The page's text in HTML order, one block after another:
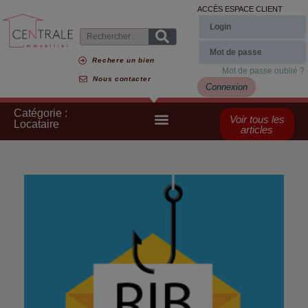
Rechere un bien
Nous contacter
ACCÈS ESPACE CLIENT
Mot de passe oublié ?
Connexion
Catégorie :
Locataire
Voir tous les
articles